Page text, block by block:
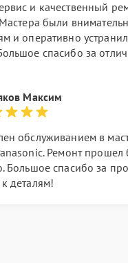
и качественный
были
и оперативно
спасибо за
Максим
обслуживанием в
Ремонт прошел
Большое спасибо за
деталям!